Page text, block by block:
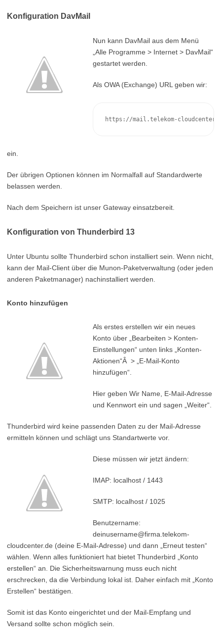
Konfiguration DavMail
Nun kann DavMail aus dem Menü
„Alle Programme > Internet > DavMail“
gestartet werden.
Als OWA (Exchange) URL geben wir:
https://mail.telekom-
ein.
Der übrigen Optionen können im Normalfall auf Standardwerte
belassen werden.
Nach dem Speichern ist unser Gateway einsatzbereit.
Konfiguration von Thunderbird 13
Unter Ubuntu sollte Thunderbird schon installiert sein. Wenn nicht,
kann der Mail-Client über die Munon-Paketverwaltung (oder jeden
anderen Paketmanager) nachinstalliert werden.
Konto hinzufügen
Als erstes erstellen wir ein neues
Konto über „Bearbeiten > Konten-
Einstellungen“ unten links „Konten-
Aktionen“Â > „E-Mail-Konto
hinzufügen“.
Hier geben Wir Name, E-Mail-Adresse
und Kennwort ein und sagen „Weiter“.
Thunderbird wird keine passenden Daten zu der Mail-Adresse
ermitteln können und schlägt uns Standartwerte vor.
Diese müssen wir jetzt ändern:
IMAP: localhost / 1443
SMTP: localhost / 1025
Benutzername:
deinusername@firma.telekom-
cloudcenter.de (deine E-Mail-Adresse) und dann „Erneut testen“
wählen. Wenn alles funktioniert hat bietet Thunderbird „Konto
erstellen“ an. Die Sicherheitswarnung muss euch nicht
erschrecken, da die Verbindung lokal ist. Daher einfach mit „Konto
Erstellen“ bestätigen.
Somit ist das Konto eingerichtet und der Mail-Empfang und
Versand sollte schon möglich sein.